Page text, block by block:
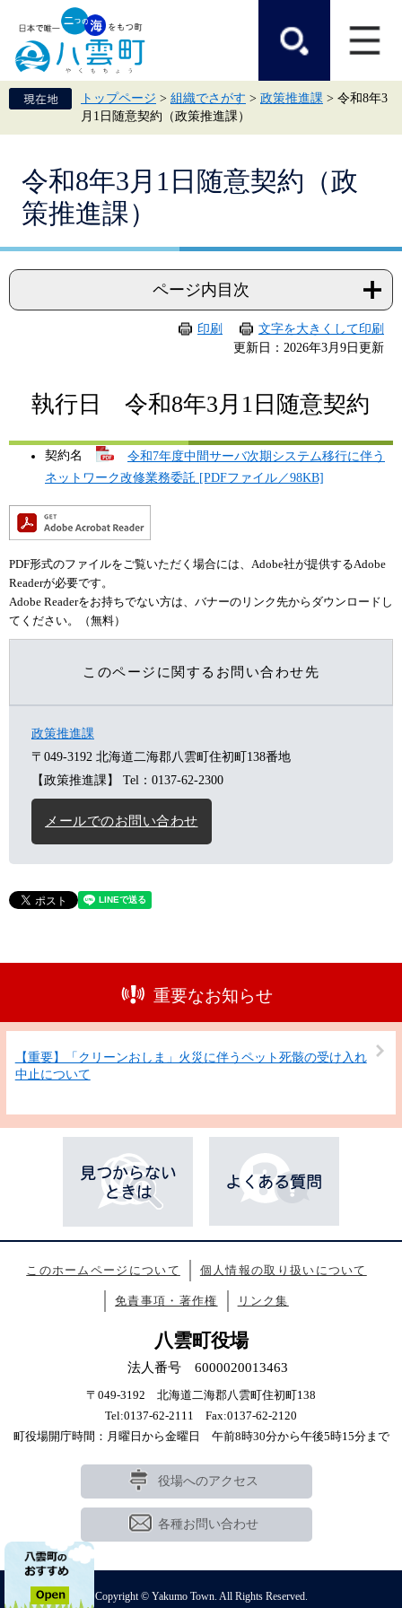
頭
で
飛
ば
て
トップページ > 組織でさがす > 政策推進課 > 令和8年3
月1日随意契約（政策推進課）
令和8年3月1日随意契約（政
策推進課）
ページ内目次
印刷
文字を大きくして印刷
更新日：2026年3月9日更新
執行日 令和8年3月1日随意契約
契約名
令和7年度中間サーバ次期システム移行に伴う
ネットワーク改修業務委託 [PDFファイル／98KB]
PDF形式のファイルをご覧いただく場合には、Adobe社が提供するAdobe
Readerが必要です。
Adobe Readerをお持ちでない方は、バナーのリンク先からダウンロードし
てください。（無料）
このページに関するお問い合わせ先
政策推進課
〒049-3192 北海道二海郡八雲町住初町138番地
【政策推進課】
Tel：0137-62-2300
メールでのお問い合わせ
重要なお知らせ
【重要】「クリーンおしま」火災に伴うペット死骸の受け入れ
中止について
このホームページについて 個人情報の取り扱いについて
免責事項・著作権 リンク集
八雲町役場
法人番号 6000020013463
〒049-3192 北海道二海郡八雲町住初町138
Tel:0137-62-2111 Fax:0137-62-2120
町役場開庁時間：月曜日から金曜日 午前8時30分から午後5時15分まで
役場へのアクセス
各種お問い合わせ
Copyright © Yakumo Town. All Rights Reserved.